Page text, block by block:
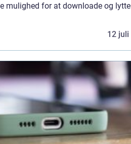
mulighed for at downloade og
12 juli